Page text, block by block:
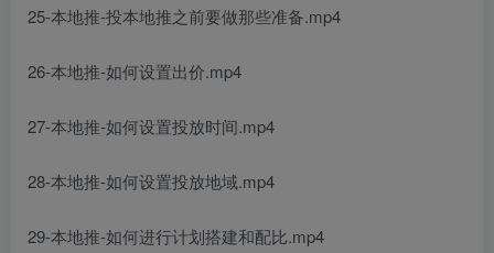
25-本地推-投本地推之前要做那些准备.mp4
26-本地推-如何设置出价.mp4
27-本地推-如何设置投放时间.mp4
28-本地推-如何设置投放地域.mp4
29-本地推-如何进行计划搭建和配比.mp4